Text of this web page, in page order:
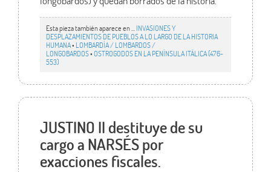
Esta pieza también aparece en ... INVASIONES Y
DESPLAZAMIENTOS DE PUEBLOS A LO LARGO DE LA HISTORIA
HUMANA• LOMBARDÍA / LOMBARDOS /
LONGOBARDOS•OSTROGODOS EN LA PENÍNSULA ITÁLICA (476-
553)
JUSTINO II destituye de su
cargo a NARSÉS por
exacciones fiscales.